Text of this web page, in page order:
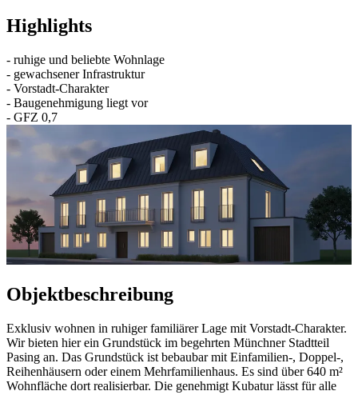
Highlights
- ruhige und beliebte Wohnlage
- gewachsener Infrastruktur
- Vorstadt-Charakter
- Baugenehmigung liegt vor
- GFZ 0,7
Objektbeschreibung
Exklusiv wohnen in ruhiger familiärer Lage mit Vorstadt-Charakter.
Wir bieten hier ein Grundstück im begehrten Münchner Stadtteil
Pasing an. Das Grundstück ist bebaubar mit Einfamilien-, Doppel-,
Reihenhäusern oder einem Mehrfamilienhaus. Es sind über 640 m²
Wohnfläche dort realisierbar. Die genehmigt Kubatur lässt für alle